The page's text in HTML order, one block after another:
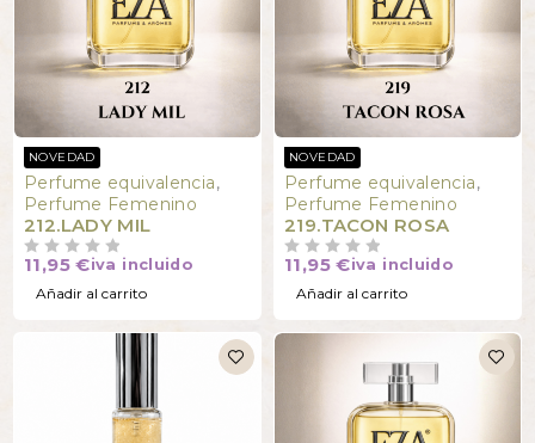
NOVEDAD
Perfume equivalencia,
Perfume Femenino
212.LADY MIL
11,95€iva incluido
Añadir al carrito
NOVEDAD
Perfume equivalencia,
Perfume Femenino
219.TACON ROSA
11,95€iva incluido
Añadir al carrito